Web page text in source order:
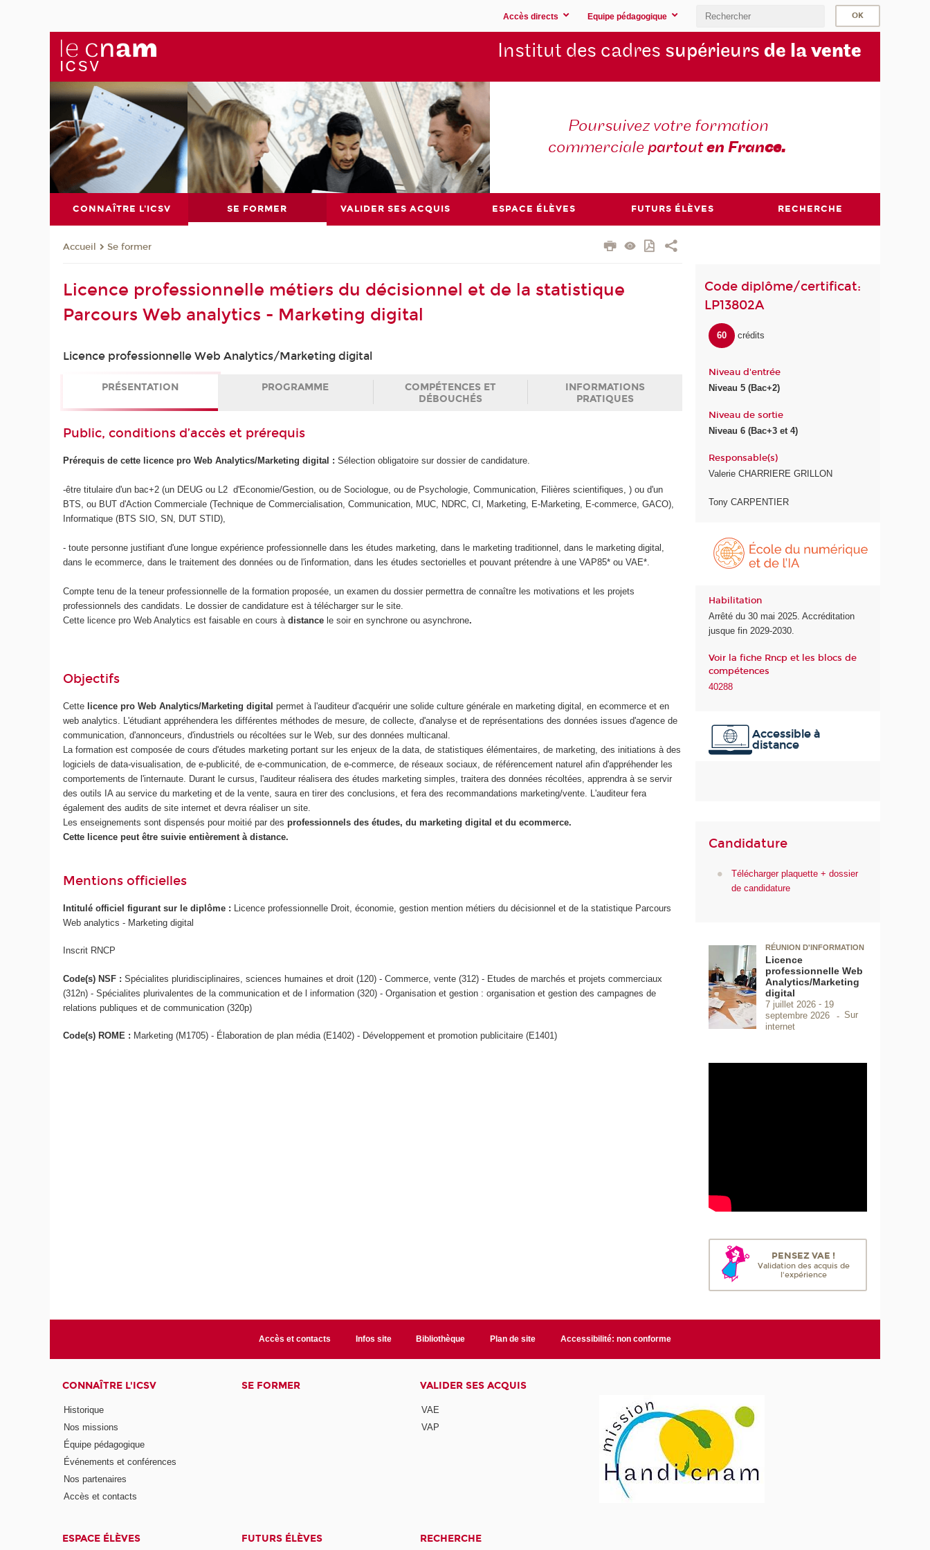
Accès directs Equipe pédagogique
Institut des cadres supérieurs de lavente
Poursuivez votre formation
commercialepartouten France.
CONNAÎTRE L'ICSV SE FORMER VALIDER SES ACQUIS ESPACE ÉLÈVES FUTURS ÉLÈVES RECHERCHE
Accueil Se former
Licence professionnelle métiers du décisionnel et de la statistique
Parcours Web analytics - Marketing digital
Licence professionnelle Web Analytics/Marketing digital
PRÉSENTATION PROGRAMME
COMPÉTENCES ET
DÉBOUCHÉS
INFORMATIONS
PRATIQUES
Public, conditions d’accès et prérequis
Prérequis de cette licence pro Web Analytics/Marketing digital :Sélection obligatoire sur dossier de candidature.
-être titulaire d'un bac+2 (un DEUG ou L2 d'Economie/Gestion, ou de Sociologue, ou de Psychologie, Communication, Filières scientifiques, ) ou d'un
BTS, ou BUT d'Action Commerciale (Technique de Commercialisation, Communication, MUC, NDRC, CI, Marketing, E-Marketing, E-commerce, GACO),
Informatique (BTS SIO, SN, DUT STID),
- toute personne justifiant d'une longue expérience professionnelle dans les études marketing, dans le marketing traditionnel, dans le marketing digital,
dans le ecommerce, dans le traitement des données ou de l'information, dans les études sectorielles et pouvant prétendre à une VAP85* ou VAE*.
Compte tenu de la teneur professionnelle de la formation proposée, un examen du dossier permettra de connaître les motivations et les projets
professionnels des candidats. Le dossier de candidature est à télécharger sur le site.
Cette licence pro Web Analytics est faisable en cours àdistance le soir en synchrone ou asynchrone.
Objectifs
Cette licence pro Web Analytics/Marketing digital permet à l'auditeur d'acquérir une solide culture générale en marketing digital, en ecommerce et en
web analytics. L'étudiant appréhendera les différentes méthodes de mesure, de collecte, d'analyse et de représentations des données issues d'agence de
communication, d'annonceurs, d'industriels ou récoltées sur le Web, sur des données multicanal.
La formation est composée de cours d'études marketing portant sur les enjeux de la data, de statistiques élémentaires, de marketing, des initiations à des
logiciels de data-visualisation, de e-publicité, de e-communication, de e-commerce, de réseaux sociaux, de référencement naturel afin d'appréhender les
comportements de l'internaute. Durant le cursus, l'auditeur réalisera des études marketing simples, traitera des données récoltées, apprendra à se servir
des outils IA au service du marketing et de la vente, saura en tirer des conclusions, et fera des recommandations marketing/vente. L'auditeur fera
également des audits de site internet et devra réaliser un site.
Les enseignements sont dispensés pour moitié par des professionnels des études, du marketing digital et du ecommerce.
Cette licence peut être suivie entièrement à distance.
Mentions officielles
Intitulé officiel figurant sur le diplôme : Licence professionnelle Droit, économie, gestion mention métiers du décisionnel et de la statistique Parcours
Web analytics - Marketing digital
Inscrit RNCP
Code(s) NSF :Spécialites pluridisciplinaires, sciences humaines et droit (120) - Commerce, vente (312) - Etudes de marchés et projets commerciaux
(312n) - Spécialites plurivalentes de la communication et de l information (320) - Organisation et gestion : organisation et gestion des campagnes de
relations publiques et de communication (320p)
Code(s) ROME : Marketing (M1705) - Élaboration de plan média (E1402) - Développement et promotion publicitaire (E1401)
Code diplôme/certificat:
LP13802A
60 crédits
Niveau d'entrée
Niveau 5 (Bac+2)
Niveau de sortie
Niveau 6 (Bac+3 et 4)
Responsable(s)
Valerie CHARRIERE GRILLON
Tony CARPENTIER
Habilitation
Arrêté du 30 mai 2025. Accréditation
jusque fin 2029-2030.
Voir la fiche Rncp et les blocs de
compétences
40288
Accessible à
distance
Candidature
Télécharger plaquette + dossier
de candidature
RÉUNION D'INFORMATION
Licence
professionnelle Web
Analytics/Marketing
digital
7 juillet 2026
19
septembre 2026
Sur
internet
PENSEZ VAE !
Validation des acquis de
l'expérience
Accès et contacts Infos site Bibliothèque Plan de site Accessibilité: non conforme
CONNAÎTRE L'ICSV
Historique
Nos missions
Équipe pédagogique
Événements et conférences
Nos partenaires
Accès et contacts
SE FORMER VALIDER SES ACQUIS
VAE
VAP
ESPACE ÉLÈVES FUTURS ÉLÈVES RECHERCHE